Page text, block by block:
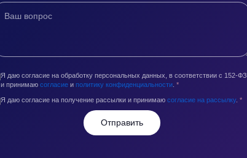
Я даю согласие на обработку персональных данных, в соответствии с 152-ФЗ,
и принимаю согласие и политику конфиденциальности *
Я даю согласие на получение рассылки и принимаю согласие на рассылку. *
Отправить